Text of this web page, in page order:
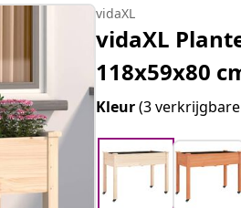
vidaXL
vidaXL
118x59x80
Kleur(3